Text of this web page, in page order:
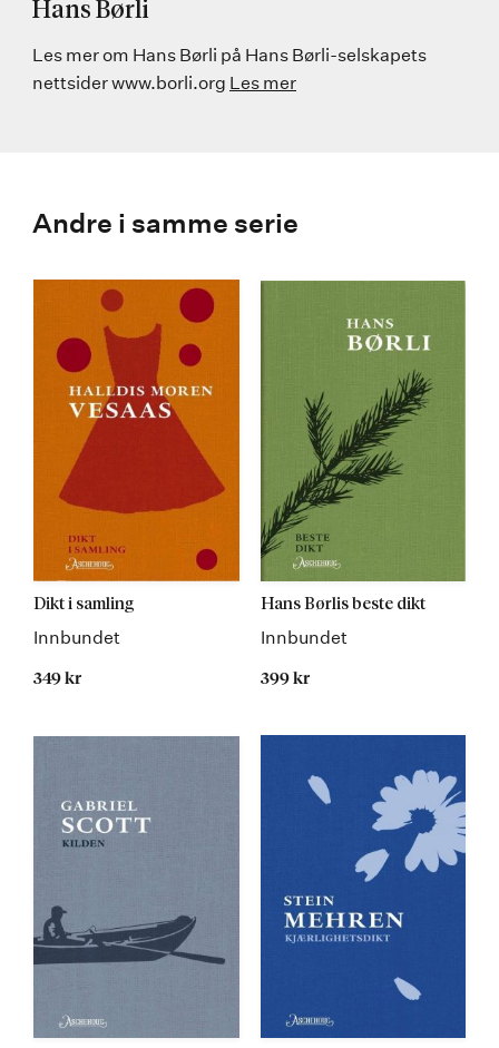
Hans Børli
Les mer om Hans Børli på Hans Børli-selskapets
nettsider www.borli.org Les mer
Andre i samme serie
Dikt i samling
Innbundet
349 kr
Hans Børlis beste dikt
Innbundet
399 kr